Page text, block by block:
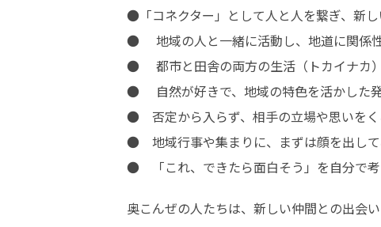
●「コネクター」として人と人を繋ぎ、新
●	 地域の人と一緒に活動し、地道に関係性を築いていける人
●	 都市と田舎の両方の生活（トカイナカ）を楽しみたい人
●	 自然が好きで、地域の特色を活かした発信や企画に意欲がある人
●	否定から入らず、相手の立場や思いをくみ取って関係づくりができる方
●	地域行事や集まりに、まずは顔を出してみるフットワークの軽さがある方
●	「これ、できたら面白そう」を自分
奥こんぜの人たちは、新しい仲間との出会い